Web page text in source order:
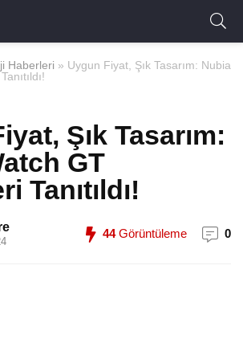
Haberleri » Uygun Fiyat, Şık Tasarım: Nubia
Şık Tasarım:
GT
Tanıtıldı!
44Görüntüleme 0